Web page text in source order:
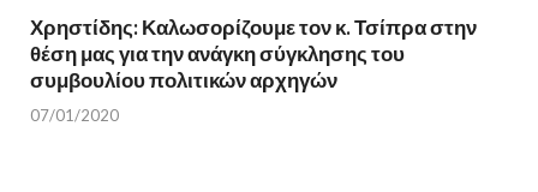
i
n
n
w
i
n
n
e
w
w
n
Χρηστίδης: Καλωσορίζουμε τον κ. Τσίπρα στην
θέση μας για την ανάγκη σύγκλησης του
συμβουλίου πολιτικών αρχηγών
07/01/2020